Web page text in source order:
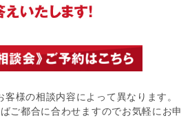
様の相談内容によって異なります。
ご都合に合わせますのでお気軽にお申